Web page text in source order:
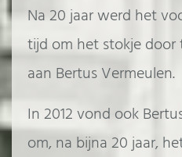
Na 20 jaar werd het
tijd om het stokje door
aan Bertus Vermeulen.
In 2012 vond ook
om, na bijna 20 jaar,